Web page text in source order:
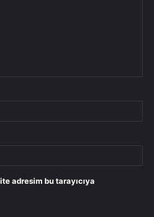
adresim bu tarayıcıya